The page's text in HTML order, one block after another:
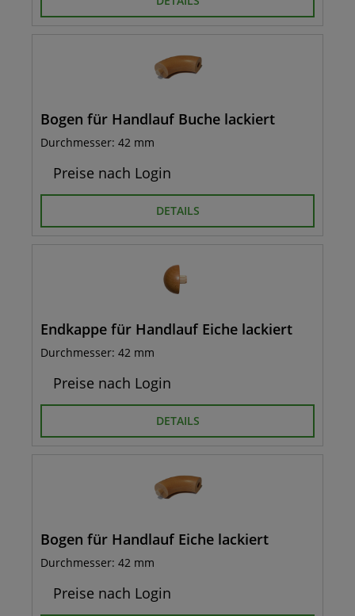
Bogen für Handlauf Buche lackiert
Durchmesser: 42 mm
Preise nach Login
DETAILS
Endkappe für Handlauf Eiche lackiert
Durchmesser: 42 mm
Preise nach Login
DETAILS
Bogen für Handlauf Eiche lackiert
Durchmesser: 42 mm
Preise nach Login